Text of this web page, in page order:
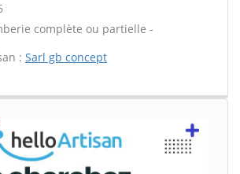
complète ou partielle -
: Sarl gb concept